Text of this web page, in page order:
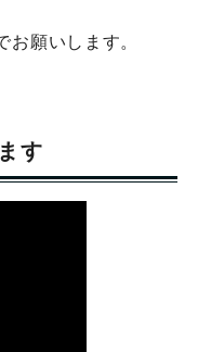
願いします。
す